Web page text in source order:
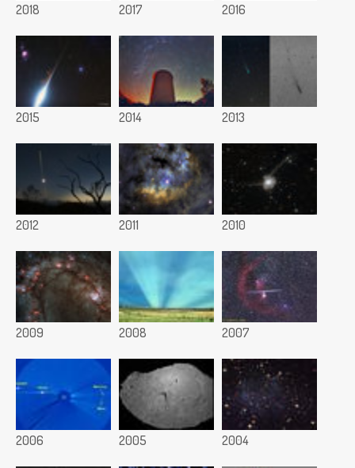
2018 2017 2016
2015 2014 2013
2012 2011 2010
2009 2008 2007
2006 2005 2004